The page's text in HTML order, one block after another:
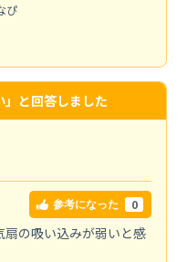
ぴ
」と回答しました
参考になった 0
の吸い込みが弱いと感